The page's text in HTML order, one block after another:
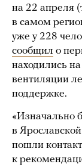
на 22 апреля
в самом
уже у 228
сообщил о
находились
вентиляции
поддержке.
«Изначально
в
пошли
к